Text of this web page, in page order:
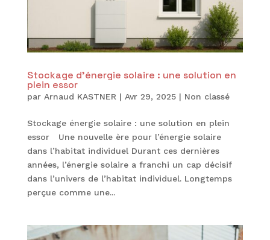
Stockage d’énergie solaire : une solution en
plein essor
par Arnaud KASTNER | Avr 29, 2025| Non classé
Stockage énergie solaire : une solution en plein
essor Une nouvelle ère pour l’énergie solaire
dans l’habitat individuel Durant ces dernières
années, l’énergie solaire a franchi un cap décisif
dans l’univers de l’habitat individuel. Longtemps
perçue comme une...